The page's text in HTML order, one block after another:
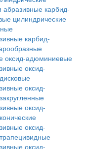
карбид-
цилиндрические
карбид-
оксид-адюминиевые
оксид-
оксид-
оксид-
оксид-
оксид-